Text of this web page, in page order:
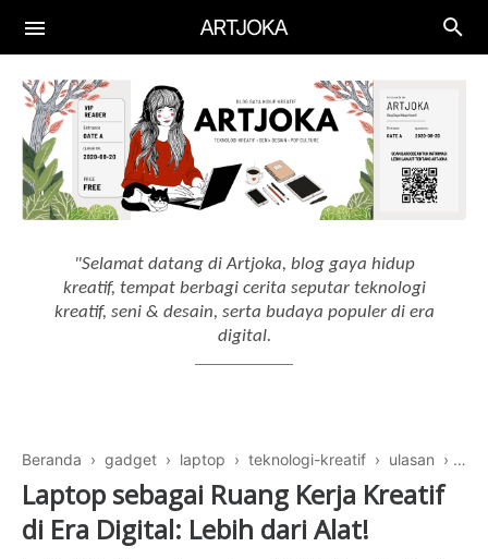
Aplikasi
Aplikasi Keuangan
Aplikasi Edukasi
Aplikasi Menggambar
Gadget
Smartphone
Drawing Tablet
Artificial Intelligence
AI Workflow
"Selamat datang di Artjoka, blog gaya hidup
kreatif, tempat berbagi cerita seputar teknologi
kreatif, seni & desain, serta budaya populer di era
digital.
Beranda › gadget › laptop › teknologi-kreatif › ulasan ›
Laptop sebagai Ruang Kerja Kreatif
di Era Digital: Lebih dari Alat!